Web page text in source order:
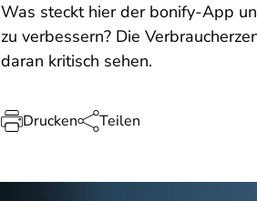
Was steckt hier der bonify-App
zu verbessern? Die
daran kritisch sehen.
Drucken Teilen